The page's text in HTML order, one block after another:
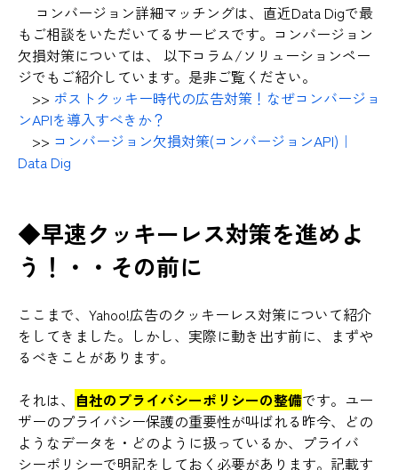
コンバージョン詳細マッチングは、直近Data Digで最
もご相談をいただいてるサービスです。コンバージョン
欠損対策については、 以下コラム/ソリューションペー
ジでもご紹介しています。是非ご覧ください。
>> ポストクッキー時代の広告対策！なぜコンバージョ
ンAPIを導入すべきか？
>> コンバージョン欠損対策(コンバージョンAPI)｜
Data Dig
◆早速クッキーレス対策を進めよ
う！・・その前に
ここまで、Yahoo!広告のクッキーレス対策について紹介
をしてきました。しかし、実際に動き出す前に、まずや
るべきことがあります。
それは、 自社のプライバシーポリシーの整備です。 ユー
ザーのプライバシー保護の重要性が叫ばれる昨今、どの
ようなデータを・どのように扱っているか、プライバ
シーポリシーで明記をしておく必要があります。記載す